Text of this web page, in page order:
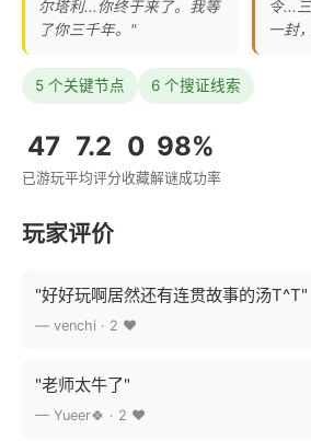
尔塔利...你终于来了。我等
了你三千年。"
令...
一封
5 个关键节点 6 个搜证线索
47
已游玩
7.2
平均评分
0
收藏
98%
解谜成功率
玩家评价
"好好玩啊居然还有连贯故事的汤T^T"
— venchi · 2 ❤️
"老师太牛了"
— Yueer🍀 · 2 ❤️